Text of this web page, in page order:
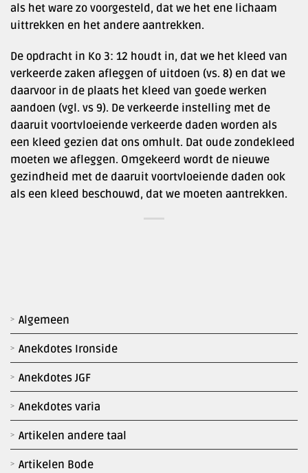
Algemeen
Anekdotes Ironside
Anekdotes JGF
Anekdotes varia
Artikelen andere taal
Artikelen Bode
als het ware zo voorgesteld, dat we het ene lichaam
uittrekken en het andere aantrekken.
De opdracht in Ko 3: 12 houdt in, dat we het kleed van
verkeerde zaken afleggen of uitdoen (vs. 8) en dat we
daarvoor in de plaats het kleed van goede werken
aandoen (vgl. vs 9). De verkeerde instelling met de
daaruit voortvloeiende verkeerde daden worden als
een kleed gezien dat ons omhult. Dat oude zondekleed
moeten we afleggen. Omgekeerd wordt de nieuwe
gezindheid met de daaruit voortvloeiende daden ook
als een kleed beschouwd, dat we moeten aantrekken.